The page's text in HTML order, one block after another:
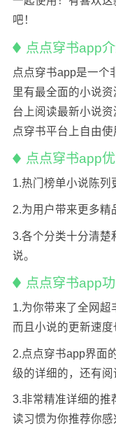
吧！
点点穿书app
点点穿书app是一个
里有最全面的小说
台上阅读最新小说
点穿书平台上自由使
点点穿书app
1.热门榜单小说陈列
2.为用户带来更多精
3.各个分类十分清楚
说。
点点穿书app
1.为你带来了全网超
而且小说的更新速度
2.点点穿书app界面
级的详细的，还有
3.非常精准详细的推
读习惯为你推荐你感